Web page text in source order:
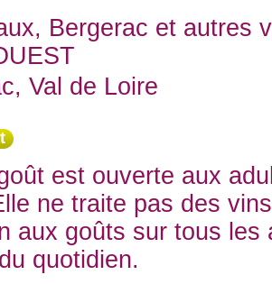
Bergerac et autres
Val de Loire
est ouverte aux
ne traite pas des
aux goûts sur tous les
quotidien.